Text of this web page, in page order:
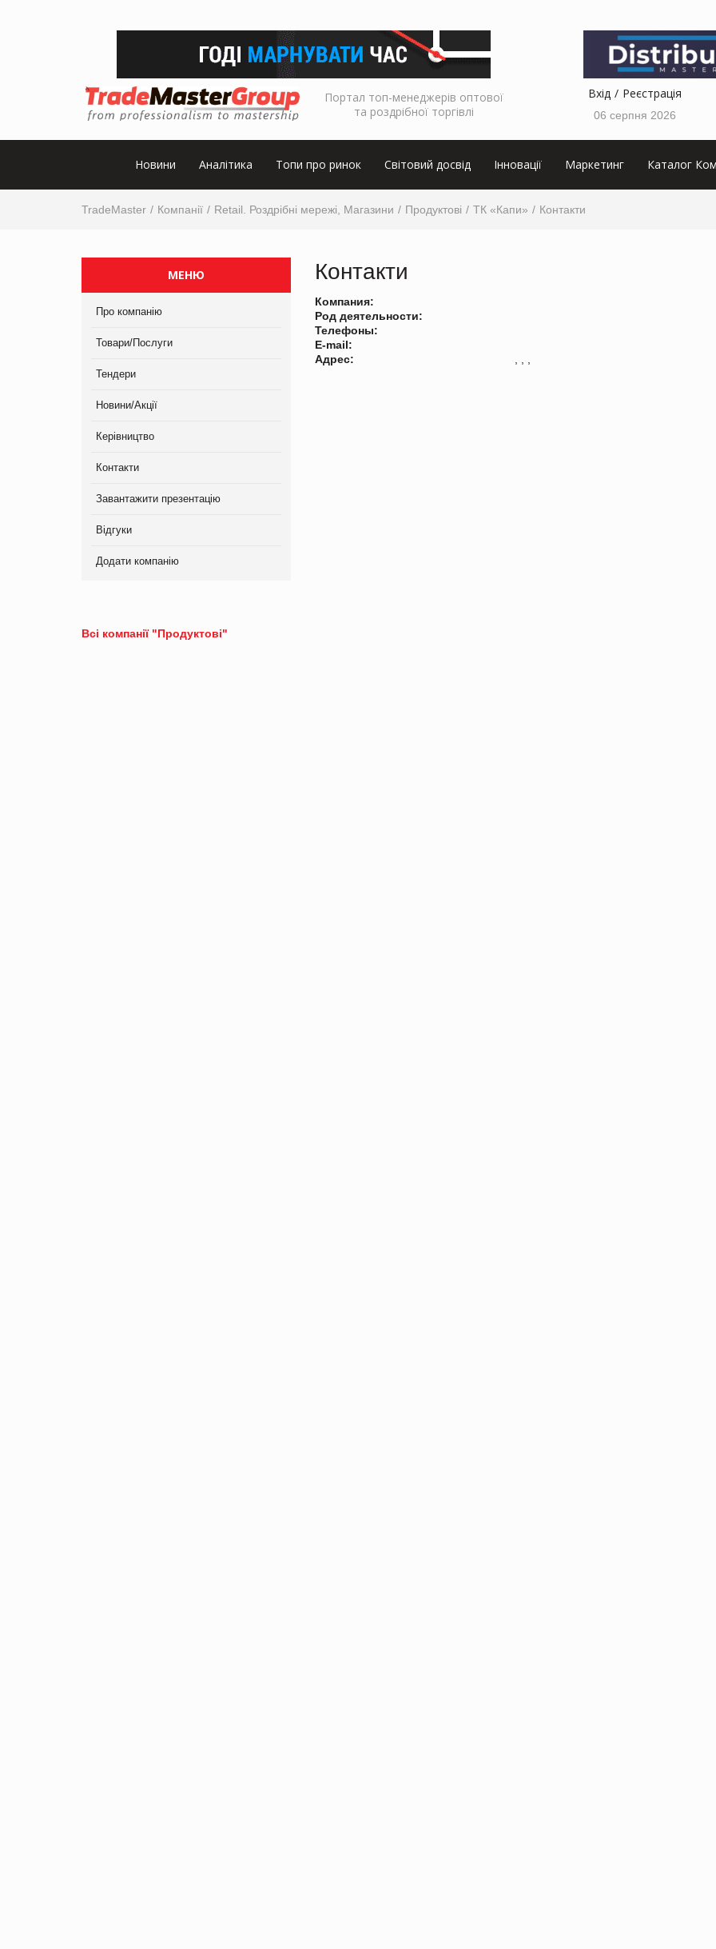
Портал топ-менеджерів оптової
та роздрібної торгівлі
Вхід Реєстрація
06 серпня 2026
Новини Аналітика Топи про ринок Світовий досвід Інновації Маркетинг Каталог
TradeMaster Компанії Retail. Роздрібні мережі, Магазини Продуктові ТК «Капи» Контакти
МЕНЮ
Про компанію
Товари/Послуги
Тендери
Новини/Акції
Керівництво
Контакти
Завантажити презентацію
Відгуки
Додати компанію
Контакти
Компания:
Род деятельности:
Телефоны:
E-mail:
Адрес:
Всі компанії "Продуктові"